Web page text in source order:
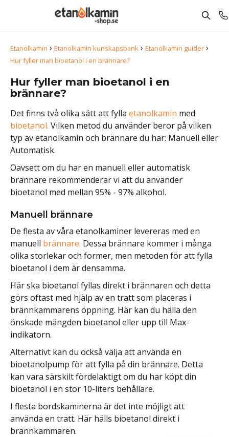
Etanolkamin › Etanolkamin kunskapsbank › Etanolkamin guider ›
Hur fyller man bioetanol i en brännare?
Hur fyller man bioetanol i en
brännare?
Det finns två olika sätt att fylla etanolkamin med
bioetanol. Vilken metod du använder beror på vilken
typ av etanolkamin och brännare du har: Manuell eller
Automatisk.
Oavsett om du har en manuell eller automatisk
brännare rekommenderar vi att du använder
bioetanol med mellan 95% - 97% alkohol.
Manuell brännare
De flesta av våra etanolkaminer levereras med en
manuell brännare. Dessa brännare kommer i många
olika storlekar och former, men metoden för att fylla
bioetanol i dem är densamma.
Här ska bioetanol fyllas direkt i brännaren och detta
görs oftast med hjälp av en tratt som placeras i
brännkammarens öppning. Här kan du hälla den
önskade mängden bioetanol eller upp till Max-
indikatorn.
Alternativt kan du också välja att använda en
bioetanolpump för att fylla på din brännare. Detta
kan vara särskilt fördelaktigt om du har köpt din
bioetanol i en stor 10-liters behållare.
I flesta bordskaminerna är det inte möjligt att
använda en tratt. Här hälls bioetanol direkt i
brännkammaren.